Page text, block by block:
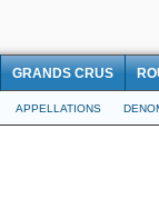
GRANDS CRUS
APPELLATIONS